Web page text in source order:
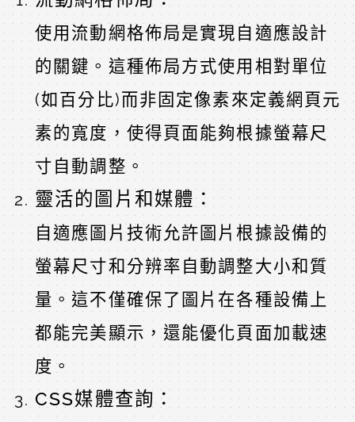
使用流動網格佈局是實現自適應設計
的關鍵。這種佈局方式使用相對單位
(如百分比)而非固定像素來定義網頁元
素的寬度，使得頁面能夠根據螢幕尺
寸自動調整。
靈活的圖片和媒體：
自適應圖片技術允許圖片根據設備的
螢幕尺寸和分辨率自動調整大小和質
量。這不僅確保了圖片在各種設備上
都能完美顯示，還能優化頁面加載速
度。
CSS媒體查詢：